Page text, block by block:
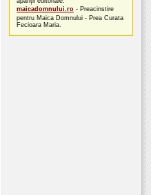
maicadomnului.ro - Preacinstire
pentru Maica Domnului - Prea Curata
Fecioara Maria.